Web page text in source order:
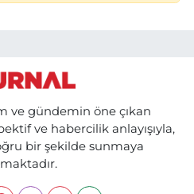
ve gündemin öne çıkan
ve habercilik anlayışıyla,
bir şekilde sunmaya